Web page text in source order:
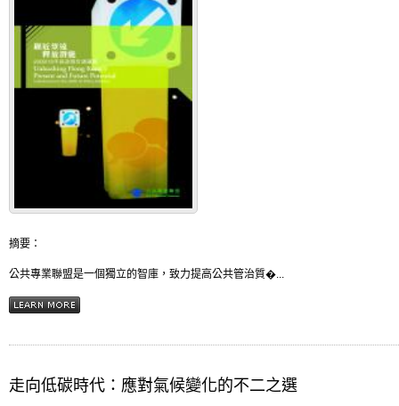
摘要：
公共專業聯盟是一個獨立的智庫，致力提高公共管治質�...
走向低碳時代：應對氣候變化的不二之選